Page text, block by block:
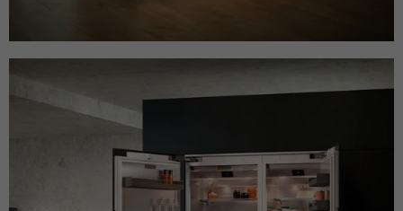
Google Analytics
Dieses Cookie wird verwendet für
Werbung, die an verschiedenen Stellen im